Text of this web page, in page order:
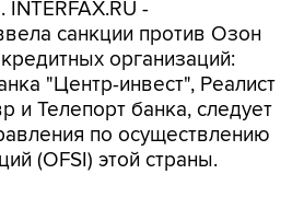
организаций:
"Центр-инвест", Реалист
и Телепорт банка, следует
по осуществлению
(OFSI) этой страны.
на работу Озон